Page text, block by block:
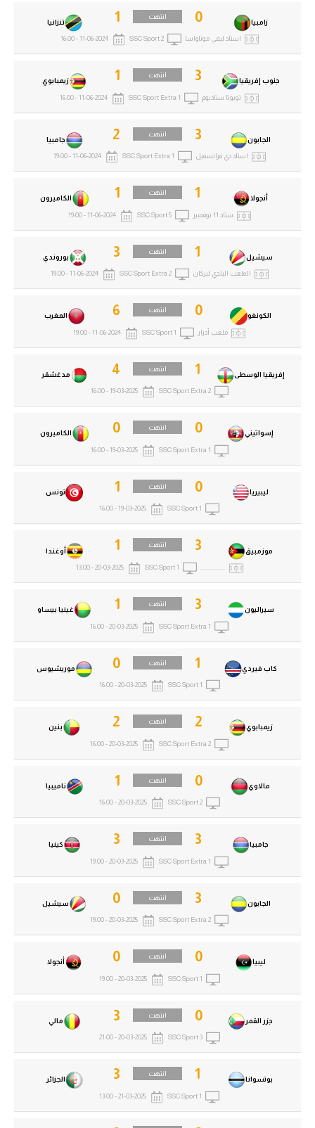
بوتسوانا 1 انتهت
الجزائر 3
SSC Sport 1
21-03-2025 - 13:00
جزر القمر 0 انتهت
مالي 3
SSC Sport 3
20-03-2025 - 21:00
ليبيا 0 انتهت
أنجولا 0
SSC Sport 1
20-03-2025 - 19:00
الجابون 3 انتهت
سيشيل 0
SSC Sport Extra 2
20-03-2025 - 19:00
جامبيا 3 انتهت
كينيا 3
SSC Sport Extra 1
20-03-2025 - 19:00
مالاوي 0 انتهت
ناميبيا 1
SSC Sport 2
20-03-2025 - 16:00
زيمبابوي 2 انتهت
بنين 2
SSC Sport Extra 2
20-03-2025 - 16:00
كاب فيردي 1 انتهت
موريشيوس 0
SSC Sport 1
20-03-2025 - 16:00
سيراليون 3 انتهت
غينيا بيساو 1
SSC Sport Extra 1
20-03-2025 - 16:00
موزمبيق 3 انتهت
أوغندا 1
SSC Sport 1
20-03-2025 - 13:00
ليبيريا 0 انتهت
تونس 1
SSC Sport 1
19-03-2025 - 16:00
إسواتيني 0 انتهت
الكاميرون 0
SSC Sport Extra 1
19-03-2025 - 16:00
إفريقيا الوسطى 1 انتهت
مدغشقر 4
SSC Sport Extra 2
19-03-2025 - 16:00
الكونغو 0 انتهت
المغرب 6
ملعب أدرار SSC Sport 1
11-06-2024 - 19:00
سيشيل 1 انتهت
بوروندي 3
الملعب البلدي لبركان SSC Sport Extra 2
11-06-2024 - 19:00
أنجولا 1 انتهت
الكاميرون 1
ستاد 11 نوفمبير SSC Sport 5
11-06-2024 - 19:00
الجابون 3 انتهت
جامبيا 2
استاد دي فرانسفيل SSC Sport Extra 1
11-06-2024 - 19:00
جنوب إفريقيا 3 انتهت
زيمبابوي 1
تويوتا ستاديوم SSC Sport Extra 1
11-06-2024 - 16:00
زامبيا 0 انتهت
تنزانيا 1
استاد ليفي موناواسا SSC Sport 2
11-06-2024 - 16:00